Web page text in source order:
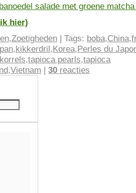
salade met groene
hier)
,Zoetigheden | Tags: boba,China,
,kikkerdril,Korea,Perles du
,tapioca pearls,tapioca
,Vietnam | 30 reacties